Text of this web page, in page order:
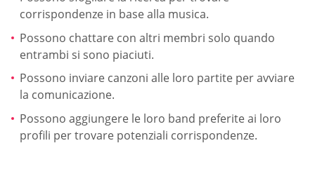
corrispondenze in base alla musica.
Possono chattare con altri membri solo quando
entrambi si sono piaciuti.
Possono inviare canzoni alle loro partite per avviare
la comunicazione.
Possono aggiungere le loro band preferite ai loro
profili per trovare potenziali corrispondenze.